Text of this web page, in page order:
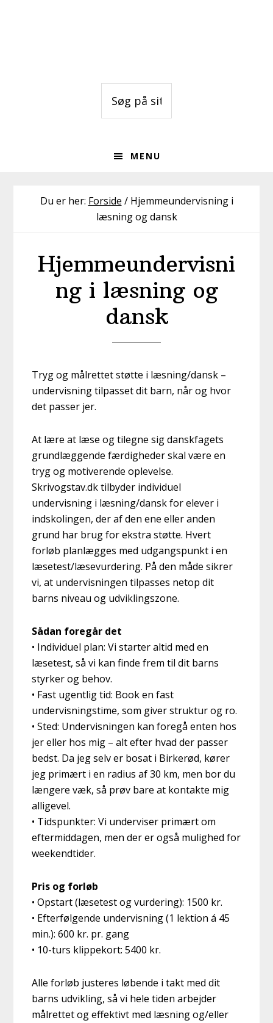
på
sitet
MENU
Du er her: Forside /Hjemmeundervisning i
læsning og dansk
Hjemmeundervisni
ng i læsning og
dansk
Tryg og målrettet støtte i læsning/dansk –
undervisning tilpasset dit barn, når og hvor
det passer jer.
At lære at læse og tilegne sig danskfagets
grundlæggende færdigheder skal være en
tryg og motiverende oplevelse.
Skrivogstav.dk tilbyder individuel
undervisning i læsning/dansk for elever i
indskolingen, der af den ene eller anden
grund har brug for ekstra støtte. Hvert
forløb planlægges med udgangspunkt i en
læsetest/læsevurdering. På den måde sikrer
vi, at undervisningen tilpasses netop dit
barns niveau og udviklingszone.
Sådan foregår det
• Individuel plan: Vi starter altid med en
læsetest, så vi kan finde frem til dit barns
styrker og behov.
• Fast ugentlig tid: Book en fast
undervisningstime, som giver struktur og ro.
• Sted: Undervisningen kan foregå enten hos
jer eller hos mig – alt efter hvad der passer
bedst. Da jeg selv er bosat i Birkerød, kører
jeg primært i en radius af 30 km, men bor du
længere væk, så prøv bare at kontakte mig
alligevel.
• Tidspunkter: Vi underviser primært om
eftermiddagen, men der er også mulighed for
weekendtider.
Pris og forløb
• Opstart (læsetest og vurdering): 1500 kr.
• Efterfølgende undervisning (1 lektion á 45
min.): 600 kr. pr. gang
• 10-turs klippekort: 5400 kr.
Alle forløb justeres løbende i takt med dit
barns udvikling, så vi hele tiden arbejder
målrettet og effektivt med læsning og/eller